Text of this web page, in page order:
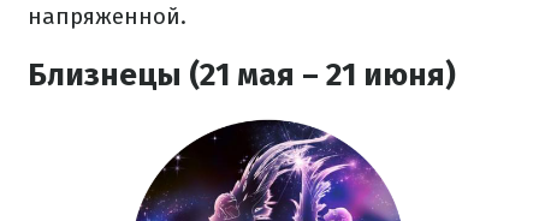
напряженной.
Близнецы (21 мая – 21 июня)